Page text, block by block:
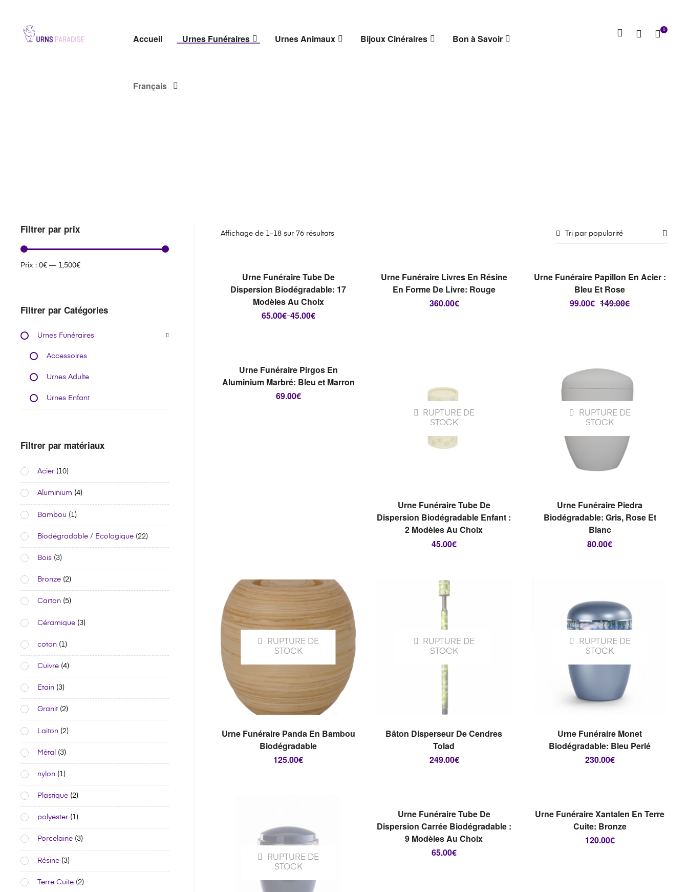
PARADISE
Accueil Urnes Funéraires Urnes Animaux Bijoux Cinéraires Bon à Savoir
Français
0
Affichage de 1–18 sur 76 résultats Tri par popularité
CHOIX DES OPTIONS
Urne Funéraire Tube De
Dispersion Biodégradable: 17
Modèles Au Choix
45.00€
–
65.00€
LIRE LA SUITE
Urne Funéraire Livres En Résine
En Forme De Livre: Rouge
360.00€
CHOIX DES OPTIONS
Urne Funéraire Papillon En Acier :
Bleu Et Rose
149.00€
99.00€
CHOIX DES OPTIONS
Urne Funéraire Pirgos En
Aluminium Marbré: Bleu et Marron
69.00€
RUPTURE DE
STOCK
CHOIX DES OPTIONS
Urne Funéraire Tube De
Dispersion Biodégradable Enfant :
2 Modèles Au Choix
45.00€
RUPTURE DE
STOCK
CHOIX DES OPTIONS
Urne Funéraire Piedra
Biodégradable: Gris, Rose Et
Blanc
80.00€
RUPTURE DE
STOCK
LIRE LA SUITE
Urne Funéraire Panda En Bambou
Biodégradable
125.00€
RUPTURE DE
STOCK
CHOIX DES OPTIONS
Bâton Disperseur De Cendres
Tolad
249.00€
RUPTURE DE
STOCK
LIRE LA SUITE
Urne Funéraire Monet
Biodégradable: Bleu Perlé
230.00€
RUPTURE DE
STOCK
CHOIX DES OPTIONS
Urne Funéraire Tube De
Dispersion Carrée Biodégradable :
9 Modèles Au Choix
65.00€
LIRE LA SUITE
Urne Funéraire Xantalen En Terre
Cuite: Bronze
120.00€
Filtrer par prix
Prix : 0€ — 1,500€
Filtrer par Catégories
Urnes Funéraires
Accessoires
Urnes Adulte
Urnes Enfant
Filtrer par matériaux
Acier (10)
Aluminium (4)
Bambou (1)
Biodégradable / Ecologique (22)
Bois (3)
Bronze (2)
Carton (5)
Céramique (3)
coton (1)
Cuivre (4)
Etain (3)
Granit (2)
Laiton (2)
Métal (3)
nylon (1)
Plastique (2)
polyester (1)
Porcelaine (3)
Résine (3)
Terre Cuite (2)